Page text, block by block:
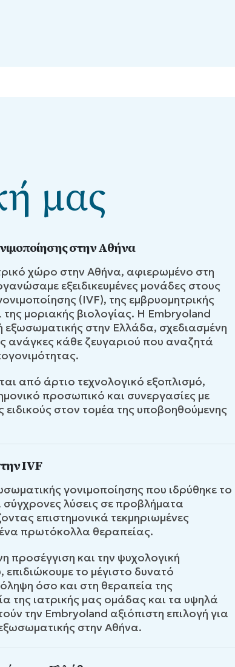
μας
στην Αθήνα
χώρο στην Αθήνα, αφιερωμένο στη
εξειδικευμένες μονάδες στους
(IVF), της εμβρυομητρικής
της μοριακής βιολογίας. Η Embryoland
εξωσωματικής στην Ελλάδα, σχεδιασμένη
ανάγκες κάθε ζευγαριού που αναζητά
από άρτιο τεχνολογικό εξοπλισμό,
προσωπικό και συνεργασίες με
στον τομέα της υποβοηθούμενης
IVF
γονιμοποίησης που ιδρύθηκε το
λύσεις σε προβλήματα
επιστημονικά τεκμηριωμένες
πρωτόκολλα θεραπείας.
προσέγγιση και την ψυχολογική
επιδιώκουμε το μέγιστο δυνατό
όσο και στη θεραπεία της
της ιατρικής μας ομάδας και τα υψηλά
την Embryoland αξιόπιστη επιλογή για
στην Αθήνα.